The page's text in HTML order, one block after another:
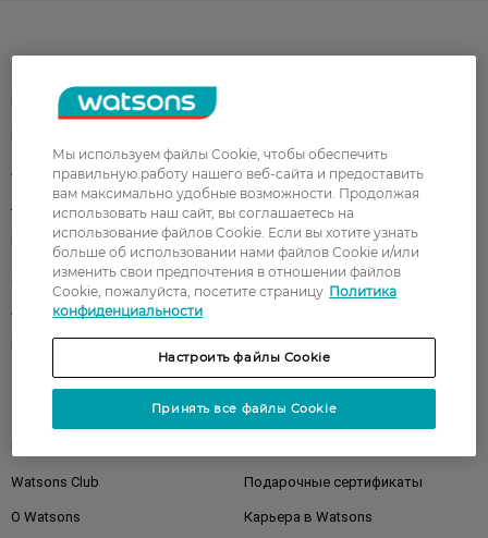
Корейская косметика
Акции Макияж
Лицо
Подарки Детям
Волосы
Аксессуары
Бренды
Watsons Club Подарочные сертификаты
О Watsons Карьера в Watsons
Мы используем файлы Cookie, чтобы обеспечить
правильную работу нашего веб-сайта и предоставить
вам максимально удобные возможности. Продолжая
использовать наш сайт, вы соглашаетесь на
использование файлов Cookie. Если вы хотите узнать
больше об использовании нами файлов Cookie и/или
изменить свои предпочтения в отношении файлов
Cookie, пожалуйста, посетите страницу Политика
конфиденциальности
Настроить файлы Cookie
Принять все файлы Cookie